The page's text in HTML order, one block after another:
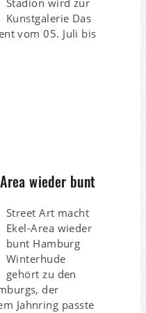
Stadion wird zur
Kunstgalerie Das
vom 05. Juli bis
wieder bunt
Street Art macht
Ekel-Area wieder
bunt Hamburg
Winterhude
gehört zu den
der
Jahnring passte